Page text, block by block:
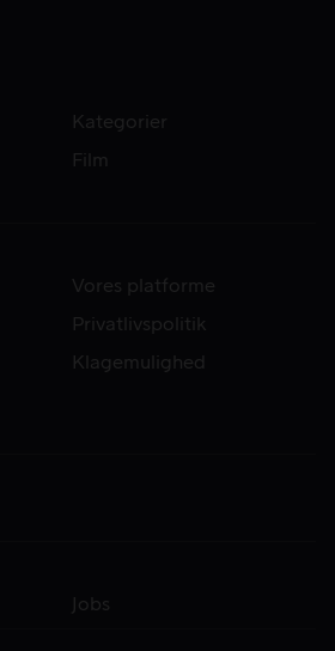
Kategorier
Film
Vores platforme
Privatlivspolitik
Klagemulighed
Jobs